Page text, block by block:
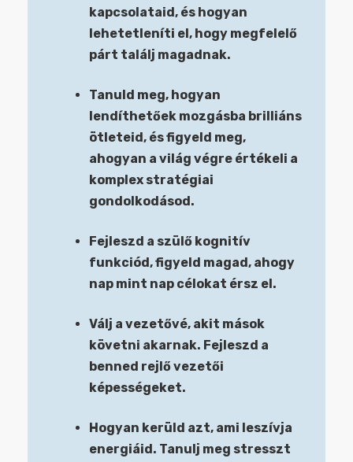
kapcsolataid, és hogyan
lehetetleníti el, hogy megfelelő
párt találj magadnak.
Tanuld meg, hogyan
lendíthetőek mozgásba brilliáns
ötleteid, és figyeld meg,
ahogyan a világ végre értékeli a
komplex stratégiai
gondolkodásod.
Fejleszd a szülő kognitív
funkciód, figyeld magad, ahogy
nap mint nap célokat érsz el.
Válj a vezetővé, akit mások
követni akarnak. Fejleszd a
benned rejlő vezetői
képességeket.
Hogyan kerüld azt, ami leszívja
energiáid. Tanulj meg stresszt